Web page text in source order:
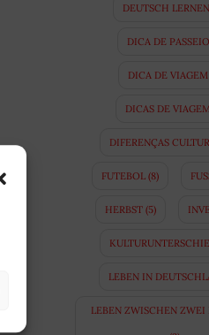
DEUTSCH LERNEN
DICA DE PASSEIO
DICA DE VIAGEM
DICAS DE VIAGEM
DIFERENÇAS
FUTEBOL(8)
HERBST(5)
LEBEN IN
LEBEN ZWISCHEN ZWEI